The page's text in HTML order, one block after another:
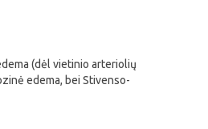
(dėl vietinio arteriolių
edema, bei Stivenso-